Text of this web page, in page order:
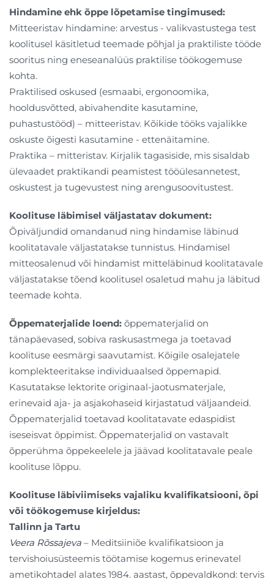
Hindamine ehk õppe lõpetamise tingimused:
Mitteeristav hindamine: arvestus - valikvastustega test
koolitusel käsitletud teemade põhjal ja praktiliste tööde
sooritus ning eneseanalüüs praktilise töökogemuse
kohta.
Praktilised oskused (esmaabi, ergonoomika,
hooldusvõtted, abivahendite kasutamine,
puhastustööd) – mitteeristav. Kõikide tööks vajalikke
oskuste õigesti kasutamine - ettenäitamine.
Praktika – mitteristav. Kirjalik tagasiside, mis sisaldab
ülevaadet praktikandi peamistest tööülesannetest,
oskustest ja tugevustest ning arengusoovitustest.
Koolituse läbimisel väljastatav dokument:
Õpiväljundid omandanud ning hindamise läbinud
koolitatavale väljastatakse tunnistus. Hindamisel
mitteosalenud või hindamist mitteläbinud koolitatavale
väljastatakse tõend koolitusel osaletud mahu ja läbitud
teemade kohta.
Õppematerjalide loend: õppematerjalid on
tänapäevased, sobiva raskusastmega ja toetavad
koolituse eesmärgi saavutamist. Kõigile osalejatele
komplekteeritakse individuaalsed õppemapid.
Kasutatakse lektorite originaal-jaotusmaterjale,
erinevaid aja- ja asjakohaseid kirjastatud väljaandeid.
Õppematerjalid toetavad koolitatavate edaspidist
iseseisvat õppimist. Õppematerjalid on vastavalt
õpperühma õppekeelele ja jäävad koolitatavale peale
koolituse lõppu.
Koolituse läbiviimiseks vajaliku kvalifikatsiooni, õpi
või töökogemuse kirjeldus:
Tallinn ja Tartu
Veera Rõssajeva – Meditsiiniõe kvalifikatsioon ja
tervishoiusüsteemis töötamise kogemus erinevatel
ametikohtadel alates 1984. aastast, õppevaldkond: tervis